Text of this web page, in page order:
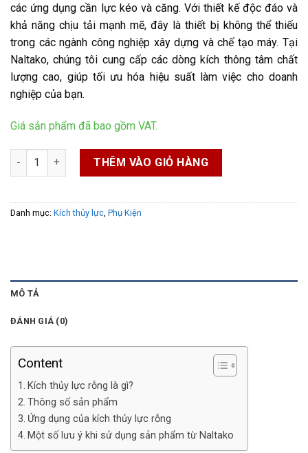
các ứng dụng cần lực kéo và căng. Với thiết kế độc đáo và
khả năng chịu tải mạnh mẽ, đây là thiết bị không thể thiếu
trong các ngành công nghiệp xây dựng và chế tạo máy. Tại
Naltako, chúng tôi cung cấp các dòng kích thông tâm chất
lượng cao, giúp tối ưu hóa hiệu suất làm việc cho doanh
nghiệp của bạn.
Giá sản phẩm đã bao gồm VAT.
Kích thủy lực rỗng số lượngTHÊM VÀO GIỎ HÀNG
Danh mục: Kích thủy lực Phụ Kiện
MÔ TẢ
ĐÁNH GIÁ (0)
Content
Kích thủy lực rỗng là gì?
Thông số sản phẩm
Ứng dụng của kích thủy lực rỗng
Một số lưu ý khi sử dụng sản phẩm từ Naltako